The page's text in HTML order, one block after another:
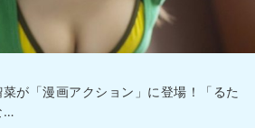
が「漫画アクション」に登場！「るた
…